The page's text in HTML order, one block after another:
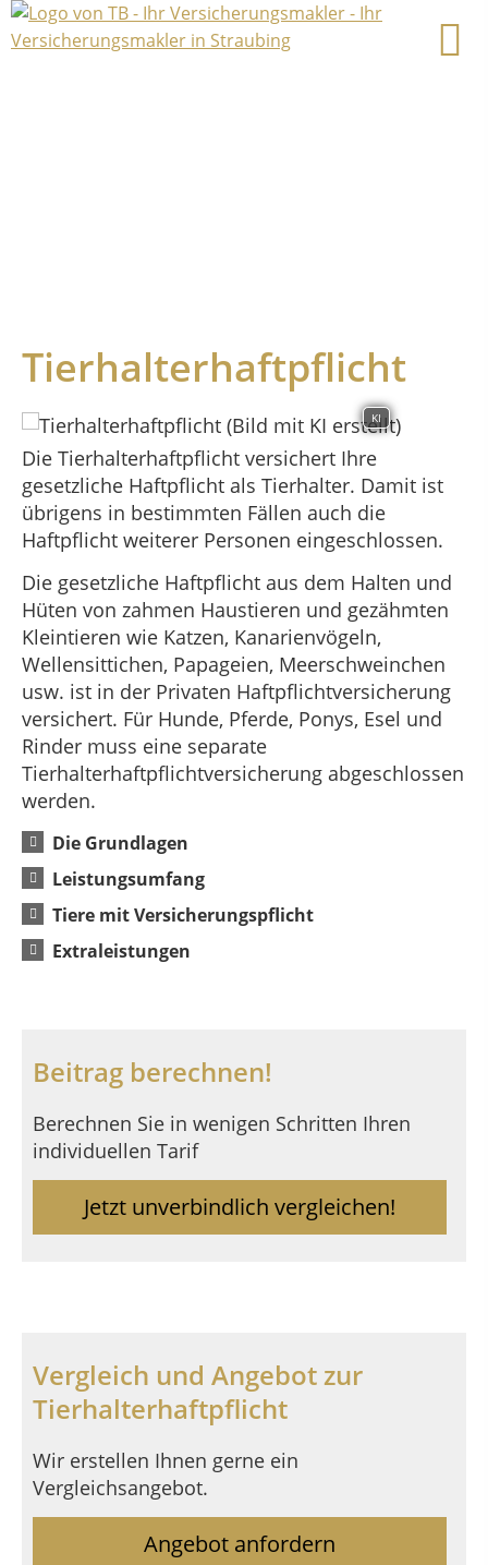
Tierhalterhaftpflicht
KI
Die Tierhalterhaftpflicht versichert Ihre
gesetzliche Haftpflicht als Tierhalter. Damit ist
übrigens in bestimmten Fällen auch die
Haftpflicht weiterer Personen eingeschlossen.
Die gesetzliche Haftpflicht aus dem Halten und
Hüten von zahmen Haustieren und gezähmten
Kleintieren wie Katzen, Kanarienvögeln,
Wellensittichen, Papageien, Meerschweinchen
usw. ist in der Privaten Haftpflichtversicherung
versichert. Für Hunde, Pferde, Ponys, Esel und
Rinder muss eine separate
Tierhalterhaftpflichtversicherung abgeschlossen
werden.
Die Grundlagen
Leistungsumfang
Tiere mit Versicherungspflicht
Extraleistungen
Beitrag berechnen!
Berechnen Sie in wenigen Schritten Ihren
individuellen Tarif
Jetzt unverbindlich vergleichen!
Vergleich und Angebot zur
Tierhalterhaftpflicht
Wir erstellen Ihnen gerne ein
Vergleichsangebot.
Angebot anfordern